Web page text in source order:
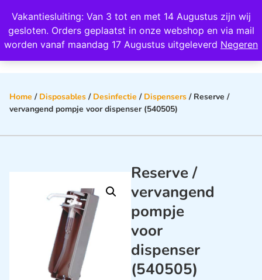
Vakantiesluiting: Van 3 tot en met 14 Augustus zijn wij
gesloten. Orders geplaatst in onze webshop en via mail
worden vanaf maandag 17 Augustus uitgeleverd Negeren
Wij scoren een 4,8 op Google
Home / Disposables / Desinfectie / Dispensers / Reserve /
vervangend pompje voor dispenser (540505)
Reserve /
vervangend
pompje
voor
dispenser
(540505)